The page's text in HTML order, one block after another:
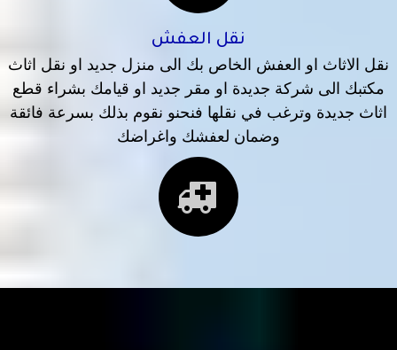
نقل العفش
نقل الاثاث او العفش الخاص بك الى منزل جديد او نقل اثاث
مكتبك الى شركة جديدة او مقر جديد او قيامك بشراء قطع
اثاث جديدة وترغب في نقلها فنحنو نقوم بذلك بسرعة فائقة
وضمان لعفشك واغراضك